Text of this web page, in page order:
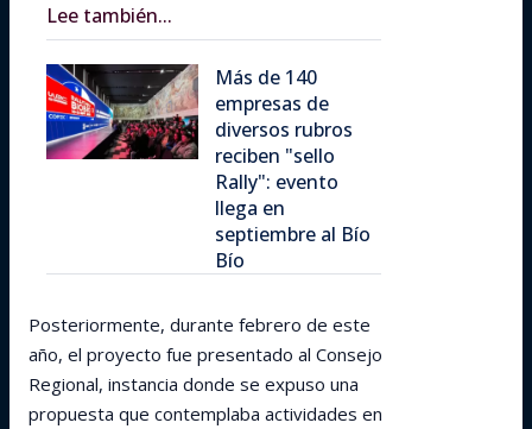
Lee también...
Más de 140
empresas de
diversos rubros
reciben "sello
Rally": evento
llega en
septiembre al Bío
Bío
Posteriormente, durante febrero de este
año, el proyecto fue presentado al Consejo
Regional, instancia donde se expuso una
propuesta que contemplaba actividades en